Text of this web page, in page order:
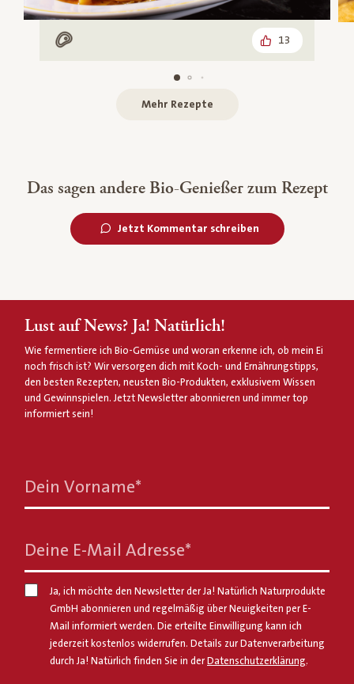
Mit Fleisch 13
Mehr Rezepte
Das sagen andere Bio-Genießer zum Rezept
Jetzt Kommentar schreiben
Lust auf News? Ja! Natürlich!
Wie fermentiere ich Bio-Gemüse und woran erkenne ich, ob mein Ei
noch frisch ist? Wir versorgen dich mit Koch- und Ernährungstipps,
den besten Rezepten, neusten Bio-Produkten, exklusivem Wissen
und Gewinnspielen. Jetzt Newsletter abonnieren und immer top
informiert sein!
Dein Vorname*
Deine E-Mail Adresse*
Ja, ich möchte den Newsletter der Ja! Natürlich Naturprodukte
GmbH abonnieren und regelmäßig über Neuigkeiten per E-
Mail informiert werden. Die erteilte Einwilligung kann ich
jederzeit kostenlos widerrufen. Details zur Datenverarbeitung
durch Ja! Natürlich finden Sie in derDatenschutzerklärung.